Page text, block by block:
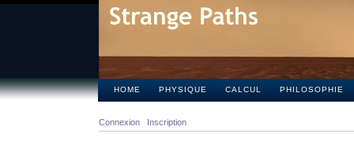
HOME PHYSIQUE CALCUL PHILOSOPHIE
Connexion Inscription